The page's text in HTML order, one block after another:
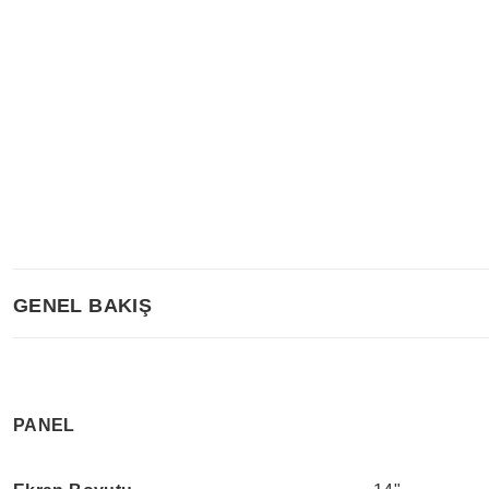
GENEL BAKIŞ
PANEL